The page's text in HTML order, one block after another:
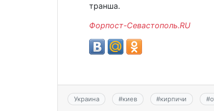
транша.
Форпост-Севастополь.RU
Украина #киев #кирпичи #